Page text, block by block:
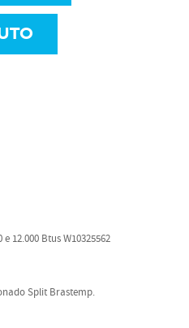
12.000 Btus W10325562
Split Brastemp.